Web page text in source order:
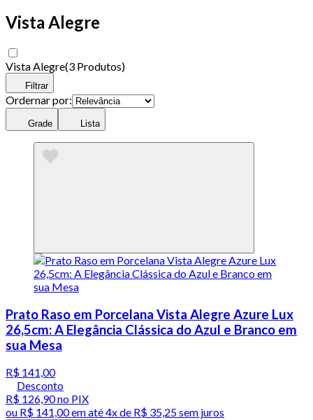
Vista Alegre
Vista Alegre(3 Produtos)
Filtrar
Ordernar por:
Grade Lista
Prato Raso em Porcelana Vista Alegre Azure Lux
26,5cm: A Elegância Clássica do Azul e Branco em
sua Mesa
R$ 141,00
Desconto
R$ 126,90no PIX
ou R$ 141,00em até4x de R$ 35,25 sem juros